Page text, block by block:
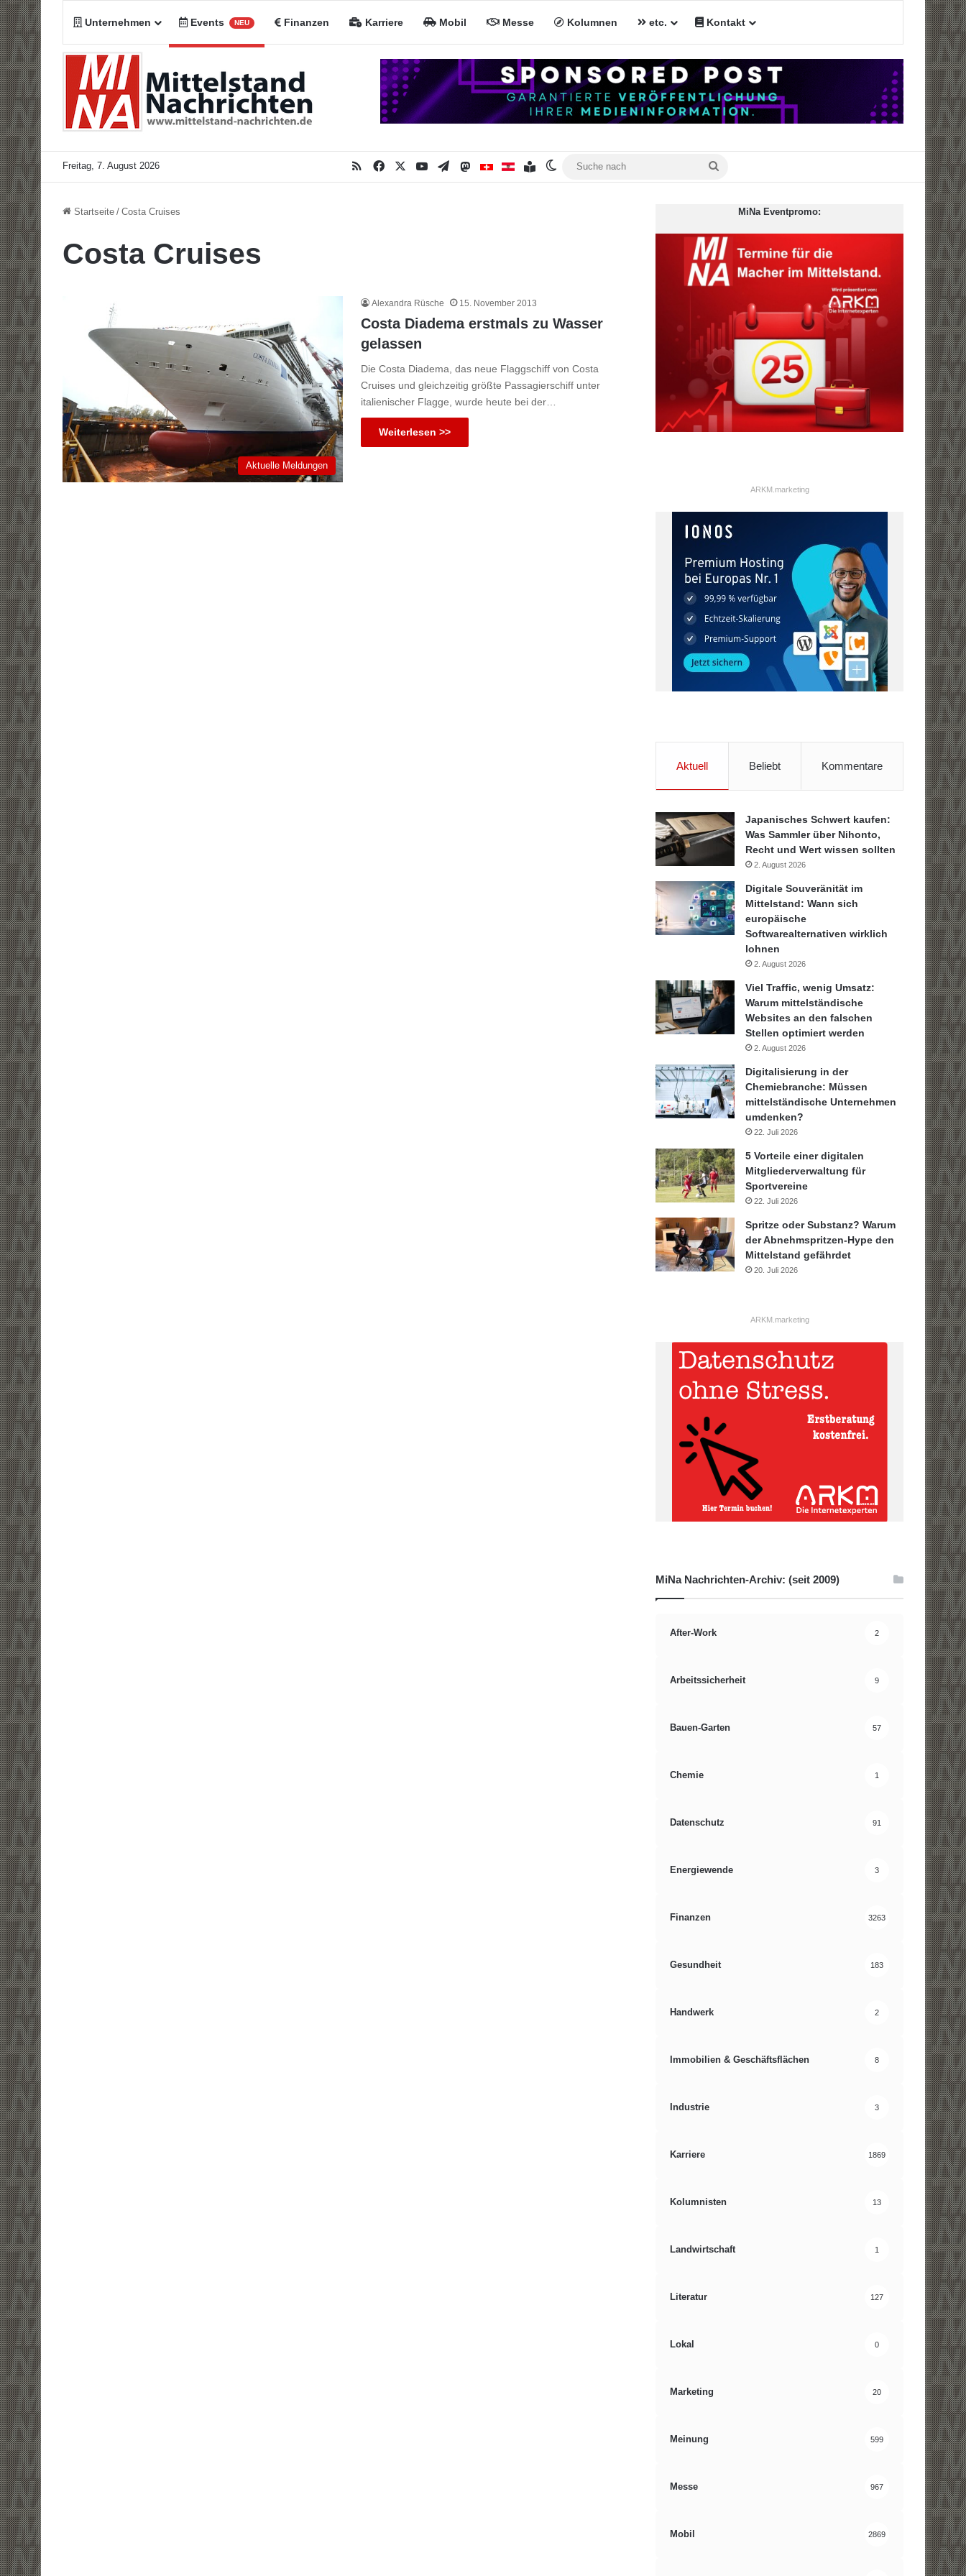
Unternehmen Events NEU Finanzen Karriere Mobil Messe Kolumnen etc. Kontakt
Freitag, 7. August 2026 RSSFacebookYouTubeTelegramMastodonMiNa CHMiNa AT
Inhaltsverzeichnis
Skin umschalten
Startseite / Costa Cruises
Costa Cruises
Aktuelle Meldungen
Alexandra Rüsche 15. November 2013
Costa Diadema erstmals zu Wasser
gelassen
Die Costa Diadema, das neue Flaggschiff von Costa
Cruises und gleichzeitig größte Passagierschiff unter
italienischer Flagge, wurde heute bei der…
Weiterlesen >>
MiNa Eventpromo:
ARKM.marketing
Aktuell Beliebt Kommentare
Japanisches Schwert kaufen:
Was Sammler über Nihonto,
Recht und Wert wissen sollten
2. August 2026
Digitale Souveränität im
Mittelstand: Wann sich
europäische
Softwarealternativen wirklich
lohnen
2. August 2026
Viel Traffic, wenig Umsatz:
Warum mittelständische
Websites an den falschen
Stellen optimiert werden
2. August 2026
Digitalisierung in der
Chemiebranche: Müssen
mittelständische Unternehmen
umdenken?
22. Juli 2026
5 Vorteile einer digitalen
Mitgliederverwaltung für
Sportvereine
22. Juli 2026
Spritze oder Substanz? Warum
der Abnehmspritzen-Hype den
Mittelstand gefährdet
20. Juli 2026
ARKM.marketing
MiNa Nachrichten-Archiv: (seit 2009)
After-Work 2
Arbeitssicherheit 9
Bauen-Garten 57
Chemie 1
Datenschutz 91
Energiewende 3
Finanzen 3263
Gesundheit 183
Handwerk 2
Immobilien & Geschäftsflächen 8
Industrie 3
Karriere 1869
Kolumnisten 13
Landwirtschaft 1
Literatur 127
Lokal 0
Marketing 20
Meinung 599
Messe 967
Mobil 2869